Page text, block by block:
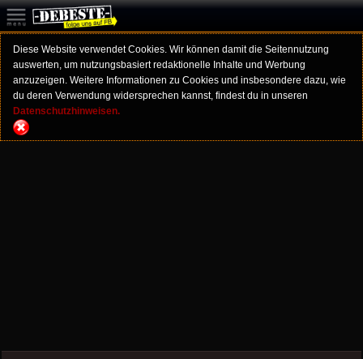
Diese Website verwendet Cookies. Wir können damit die Seitennutzung
auswerten, um nutzungsbasiert redaktionelle Inhalte und Werbung
anzuzeigen. Weitere Informationen zu Cookies und insbesondere dazu, wie
du deren Verwendung widersprechen kannst, findest du in unseren
Datenschutzhinweisen.